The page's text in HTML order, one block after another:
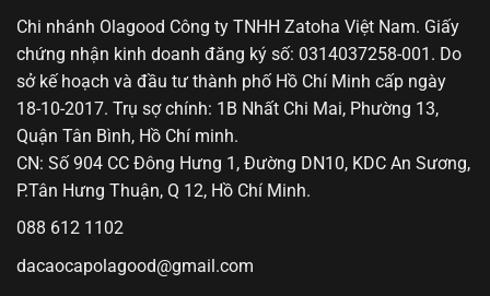
Chi nhánh Olagood Công ty TNHH Zatoha Việt Nam. Giấy
chứng nhận kinh doanh đăng ký số: 0314037258-001. Do
sở kế hoạch và đầu tư thành phố Hồ Chí Minh cấp ngày
18-10-2017. Trụ sợ chính: 1B Nhất Chi Mai, Phường 13,
Quận Tân Bình, Hồ Chí minh.
CN: Số 904 CC Đông Hưng 1, Đường DN10, KDC An Sương,
P.Tân Hưng Thuận, Q 12, Hồ Chí Minh.
088 612 1102
dacaocapolagood@gmail.com